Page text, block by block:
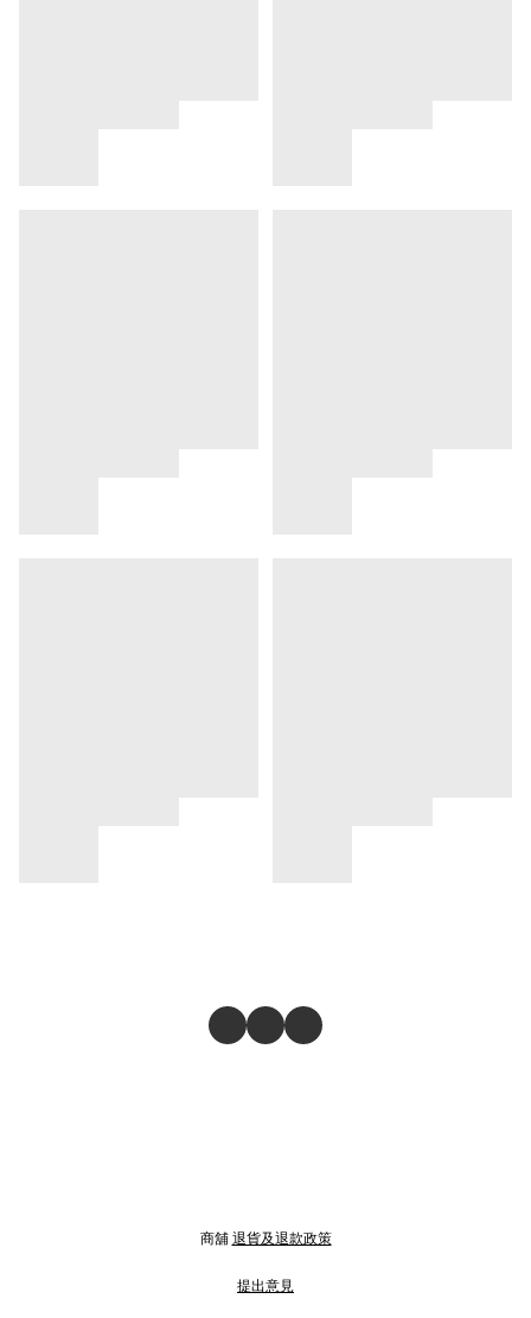
商舖 退貨及退款政策
提出意見